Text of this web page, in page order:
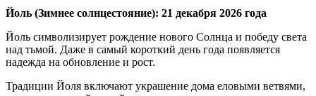
Йоль (Зимнее солнцестояние): 21 декабря 2026 года
Йоль символизирует рождение нового Солнца и победу света
над тьмой. Даже в самый короткий день года появляется
надежда на обновление и рост.
Традиции Йоля включают украшение дома еловыми ветвями,